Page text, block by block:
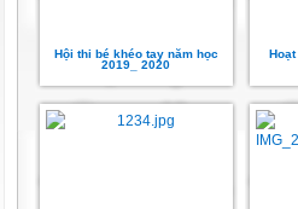
Hội thi bé khéo tay năm học
2019_ 2020